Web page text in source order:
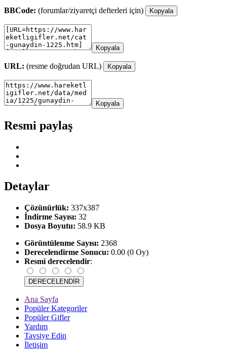
BBCode: (forumlar/ziyaretçi defterleri için) Kopyala
Kopyala
URL: (resme doğrudan URL) Kopyala
Kopyala
Resmi paylaş
Detaylar
Çözünürlük: 337x387
İndirme Sayısı: 32
Dosya Boyutu: 58.9 KB
Görüntülenme Sayısı: 2368
Derecelendirme Sonucu: 0.00 (0 Oy)
Resmi derecelendir:
Ana Sayfa
Popüler Kategoriler
Popüler Gifler
Yardım
Tavsiye Edin
İletişim